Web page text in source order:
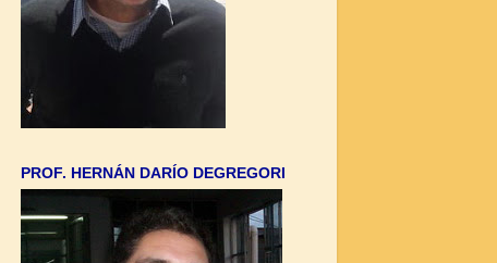
PROF. HERNÁN DARÍO DEGREGORI